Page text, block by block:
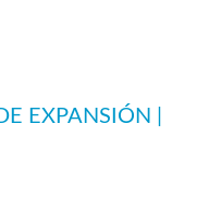
EXPANSIÓN |